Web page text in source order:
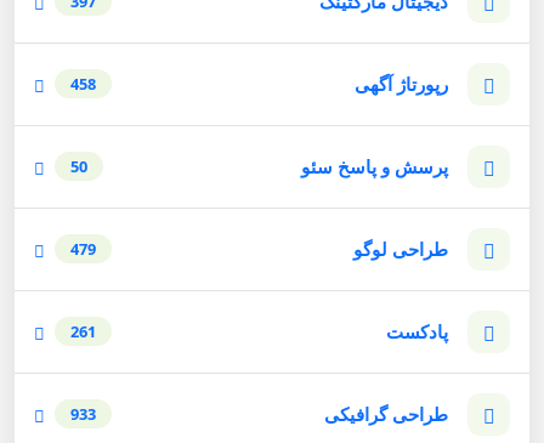
رپورتاژ آگهی 458
پرسش و پاسخ سئو 50
طراحی لوگو 479
پادکست 261
طراحی گرافیکی 933